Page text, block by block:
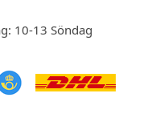
10-13 Söndag